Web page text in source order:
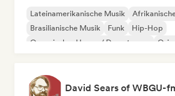
Lateinamerikanische Musik
Brasilianische Musik
Funk
Hip-Hop
Organischer House / Downtempo